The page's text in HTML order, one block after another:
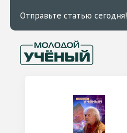
Отправьте статью сегодня!